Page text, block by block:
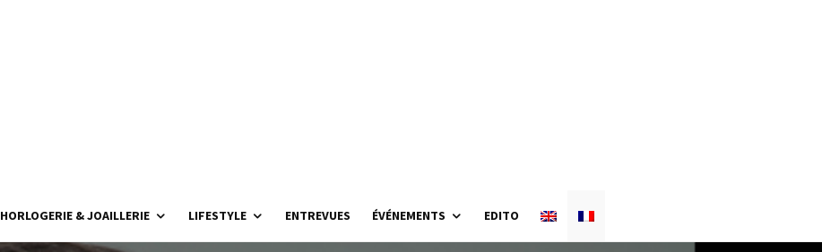
HORLOGERIE & JOAILLERIE LIFESTYLE ENTREVUES ÉVÉNEMENTS EDITO